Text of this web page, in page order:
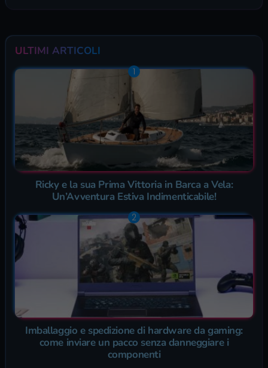
ULTIMI ARTICOLI
Ricky e la sua Prima Vittoria in Barca a Vela:
Un’Avventura Estiva Indimenticabile!
Imballaggio e spedizione di hardware da gaming:
come inviare un pacco senza danneggiare i
componenti